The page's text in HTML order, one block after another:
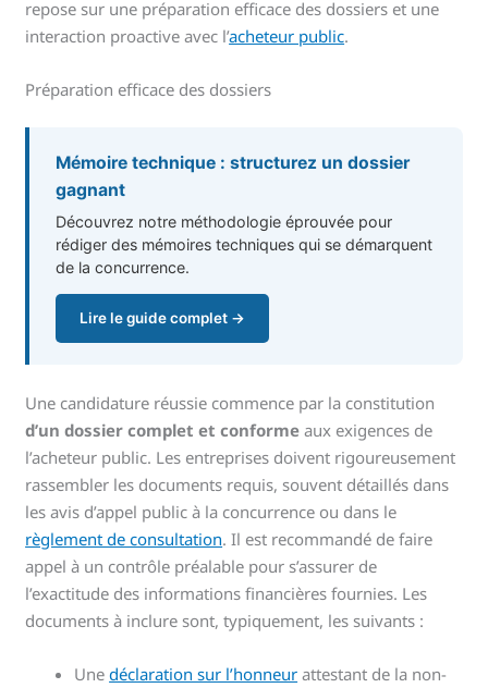
repose sur une préparation efficace des dossiers et une
interaction proactive avec l’acheteur public.
Préparation efficace des dossiers
Mémoire technique : structurez un dossier
gagnant
Découvrez notre méthodologie éprouvée pour
rédiger des mémoires techniques qui se démarquent
de la concurrence.
Lire le guide complet →
Une candidature réussie commence par la constitution
d’un dossier complet et conforme aux exigences de
l’acheteur public. Les entreprises doivent rigoureusement
rassembler les documents requis, souvent détaillés dans
les avis d’appel public à la concurrence ou dans le
règlement de consultation. Il est recommandé de faire
appel à un contrôle préalable pour s’assurer de
l’exactitude des informations financières fournies. Les
documents à inclure sont, typiquement, les suivants :
Unedéclaration sur l’honneur attestant de la non-